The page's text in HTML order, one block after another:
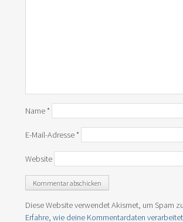
Name*
E-Mail-Adresse*
Website
Diese Website verwendet Akismet, um Spam
Erfahre, wie deine Kommentardaten